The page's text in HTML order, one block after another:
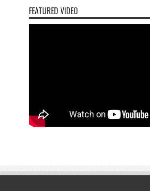
FEATURED VIDEO